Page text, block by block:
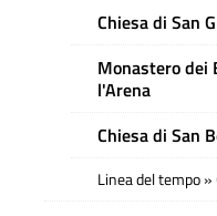
Chiesa di San
Monastero dei
l'Arena
Chiesa di San
Linea del tempo